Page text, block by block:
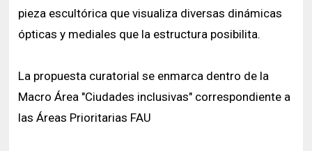
pieza escultórica que visualiza diversas dinámicas
ópticas y mediales que la estructura posibilita.
La propuesta curatorial se enmarca dentro de la
Macro Área "Ciudades inclusivas" correspondiente a
las Áreas Prioritarias FAU